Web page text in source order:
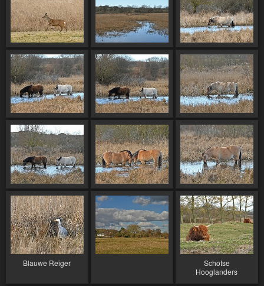
Blauwe Reiger
Schotse
Hooglanders